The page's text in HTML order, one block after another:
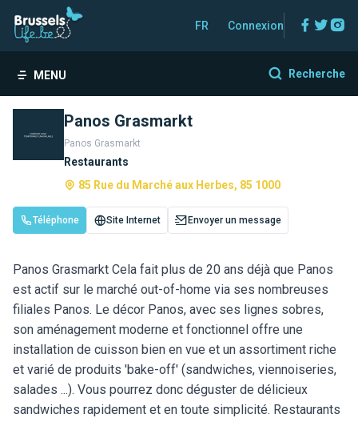
FR Connexion
MENU Recherche
Panos Grasmarkt
Panos Grasmarkt
Restaurants
85 Rue du Marché aux Herbes, 85 1000
Téléphone Site Internet Envoyer un message
Panos Grasmarkt Cela fait plus de 20 ans déjà que Panos
est actif sur le marché out-of-home via ses nombreuses
filiales Panos. Le décor Panos, avec ses lignes sobres,
son aménagement moderne et fonctionnel offre une
installation de cuisson bien en vue et un assortiment riche
et varié de produits 'bake-off' (sandwiches, viennoiseries,
salades ...). Vous pourrez donc déguster de délicieux
sandwiches rapidement et en toute simplicité. Restaurants